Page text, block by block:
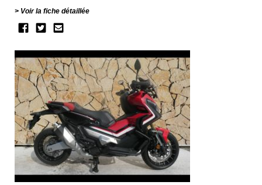
Voir la fiche détaillée